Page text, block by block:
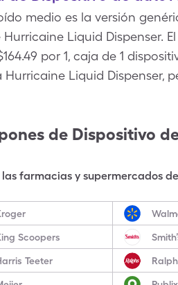
medio es la versión
Liquid Dispenser.
por 1, caja de 1
Liquid Dispenser,
de Dispositivo
farmacias y supermercados
Scoopers
Teeter